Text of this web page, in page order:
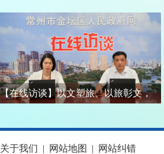
【在线访谈】以文塑旅、以旅彰文，
关于我们 | 网站地图 | 网站纠错